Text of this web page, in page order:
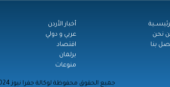
نحن
بنا
أخبار الأردن
عربي و دولي
اقتصاد
برلمان
منوعات
© جميع الحقوق محفوظة لوكالة جفرا نيوز 2024